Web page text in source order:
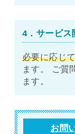
4．サービス
必要に応じ
ます。 ご質
ます。
お問